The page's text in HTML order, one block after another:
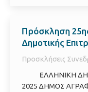
Πρόσκληση
Δημοτικής
Προσκλήσεις
ΕΛΛΗΝΙΚΗ
2025 ΔΗΜΟΣ